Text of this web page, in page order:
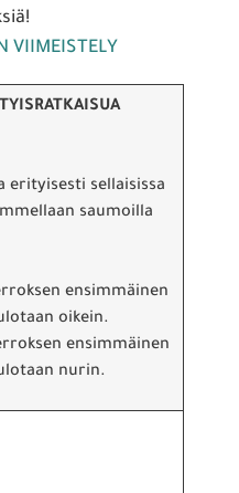
VIIMEISTELY
erityisesti sellaisissa
saumoilla
ensimmäinen
oikein.
ensimmäinen
nurin.